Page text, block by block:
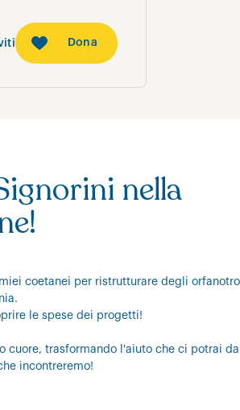
Dona
nella
coetanei per ristrutturare degli
le spese dei progetti!
cuore, trasformando l'aiuto che ci potrai
incontreremo!